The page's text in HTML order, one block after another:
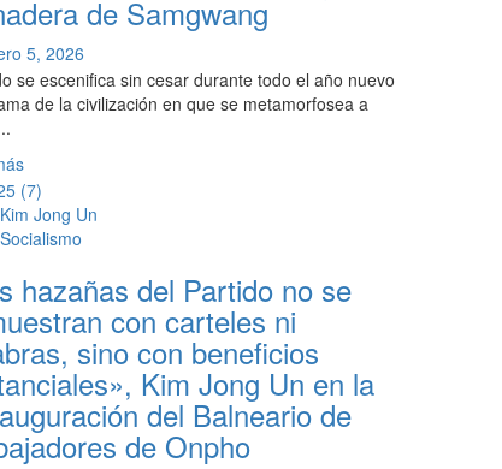
de
Corea
criticando
duramente
anticuado,
el
derrotismo,
conservadurismo
formalismo»
de Samgwang
5, 2026
se escenifica sin cesar durante todo el año nuevo
de la civilización en que se metamorfosea a
Leer
más
sobre
«Es
reflexionar
por
qué
nuestro
campo
no
se
ha
Kim Jong Un
Socialismo
hazañas del Partido no se
con carteles ni
sino con beneficios
Kim Jong Un en la
del Balneario de
de Onpho